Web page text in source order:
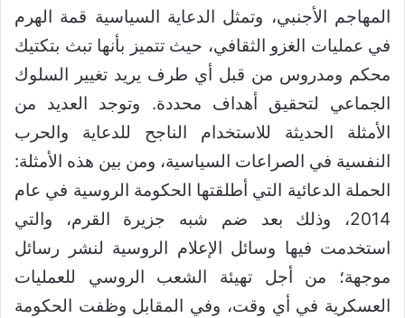
المهاجم الأجنبي، وتمثل الدعاية السياسية قمة الهرم
في عمليات الغزو الثقافي، حيث تتميز بأنها تبث بتكتيك
محكم ومدروس من قبل أي طرف يريد تغيير السلوك
الجماعي لتحقيق أهداف محددة. وتوجد العديد من
الأمثلة الحديثة للاستخدام الناجح للدعاية والحرب
النفسية في الصراعات السياسية، ومن بين هذه الأمثلة:
الحملة الدعائية التي أطلقتها الحكومة الروسية في عام
2014، وذلك بعد ضم شبه جزيرة القرم، والتي
استخدمت فيها وسائل الإعلام الروسية لنشر رسائل
موجهة؛ من أجل تهيئة الشعب الروسي للعمليات
العسكرية في أي وقت، وفي المقابل وظفت الحكومة